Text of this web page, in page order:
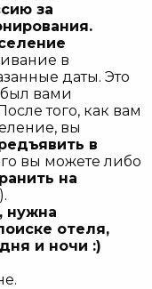
за
в
даты. Это
был вами
того, как вам
вы
в
вы можете либо
на
нужна
отеля,
и ночи :)